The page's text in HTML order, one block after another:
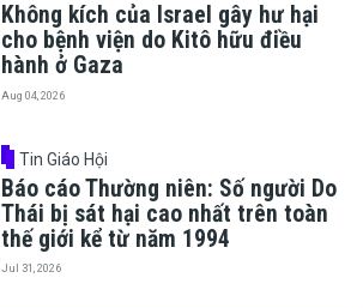
Không kích của Israel gây hư hại
cho bệnh viện do Kitô hữu điều
hành ở Gaza
Aug 04, 2026
Tin Giáo Hội
Báo cáo Thường niên: Số người Do
Thái bị sát hại cao nhất trên toàn
thế giới kể từ năm 1994
Jul 31, 2026